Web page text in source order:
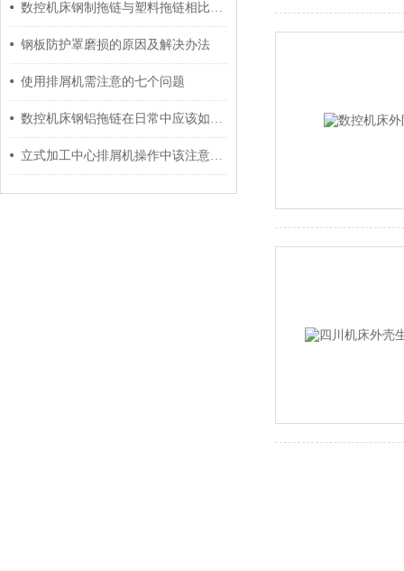
数控机床钢制拖链与塑料拖链相比具有什么区别？
钢板防护罩磨损的原因及解决办法
使用排屑机需注意的七个问题
数控机床钢铝拖链在日常中应该如何有效维护？
立式加工中心排屑机操作中该注意哪些事项？